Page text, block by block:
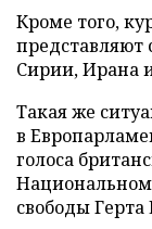
Кроме того,
представляют
Сирии, Ирана
Такая же
в
голоса
свободы Герта